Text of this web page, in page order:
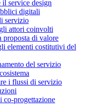
il service design
digitali
servizio
attori coinvolti
proposta di valore
elementi costitutivi del
del servizio
i flussi di servizio
co-progettazione